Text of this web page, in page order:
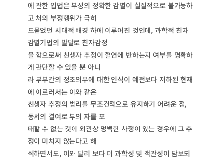
에 관한 입법은 부성의 정확한 감별이 실질적으로 불가능하
고 처의 부정행위가 극히
드물었던 시대적 배경 하에 이루어진 것인데, 과학적 친자
감별기법의 발달로 친자감정
을 함으로써 친생자 추정이 혈연에 반하는지 여부를 명확하
게 판단할 수 있을 뿐 아니
라 부부간의 정조의무에 대한 인식이 예전보다 저하된 현재
에 이르러서는 이와 같은
친생자 추정의 법리를 무조건적으로 유지하기 어려운 점,
동서의 결여로 부의 자를 포
태할 수 없는 것이 외관상 명백한 사정이 있는 경우에 그 추
정이 미치지 않는다고 해
석하면서도, 이와 달리 보다 더 과학성 및 객관성이 담보되